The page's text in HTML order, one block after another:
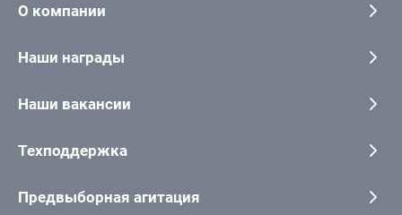
О компании
Наши награды
Наши вакансии
Техподдержка
Предвыборная агитация